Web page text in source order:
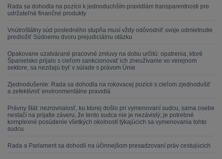
Rada sa dohodla na pozícii k jednoduchším pravidlám transparentnosti pre
udržateľné finančné produkty
Vnútroštátny súd posledného stupňa musí vždy odôvodniť svoje odmietnutie
predložiť Súdnemu dvoru prejudiciálnu otázku
Opakovane uzatvárané pracovné zmluvy na dobu určitú: opatrenia, ktoré
Španielsko prijalo s cieľom sankcionovať ich zneužívanie vo verejnom
sektore, sa nezdajú byť v súlade s právom Únie
Zjednodušenie: Rada sa dohodla na rokovacej pozícii s cieľom zjednodušiť
a zefektívniť environmentálne pravidlá
Právny štát: nezrovnalosť, ku ktorej došlo pri vymenovaní sudcu, sama osebe
nestačí na prijatie záveru, že tento sudca nie je nezávislý; je potrebné
komplexné posúdenie všetkých okolností týkajúcich sa vymenovania tohto
sudcu
Rada a Parlament sa dohodli na účinnejšom presadzovaní práv cestujúcich